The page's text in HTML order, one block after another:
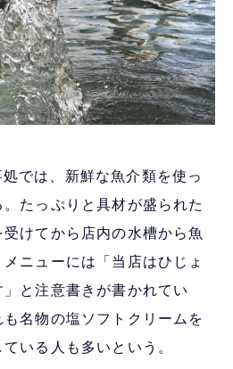
では、新鮮な魚介類を使っ
たっぷりと具材が盛られた
けてから店内の水槽から魚
ニューには「当店はひじょ
と注意書きが書かれてい
名物の塩ソフトクリームを
いる人も多いという。